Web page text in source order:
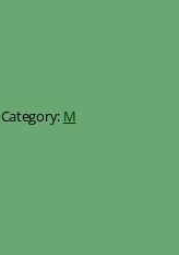
Category: M